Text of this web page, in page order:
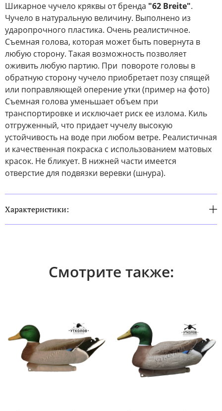
Шикарное чучело кряквы от бренда "62 Breite".
Чучело в натуральную величину. Выполнено из
ударопрочного пластика. Очень реалистичное.
Съемная голова, которая может быть повернута в
любую сторону. Такая возможность позволяет
оживить любую партию. При повороте головы в
обратную сторону чучело приобретает позу спящей
или поправляющей оперение утки (пример на фото)
Съемная голова уменьшает объем при
транспортировке и исключает риск ее излома. Киль
отгруженный, что придает чучелу высокую
устойчивость на воде при любом ветре. Реалистичная
и качественная покраска с использованием матовых
красок. Не бликует. В нижней части имеется
отверстие для подвязки веревки (шнура).
Характеристики:
Смотрите также: